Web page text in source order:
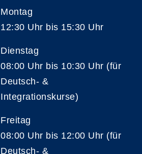
Montag
12:30 Uhr bis 15:30 Uhr
Dienstag
08:00 Uhr bis 10:30 Uhr (für
Deutsch- &
Integrationskurse)
Freitag
08:00 Uhr bis 12:00 Uhr (für
Deutsch- &